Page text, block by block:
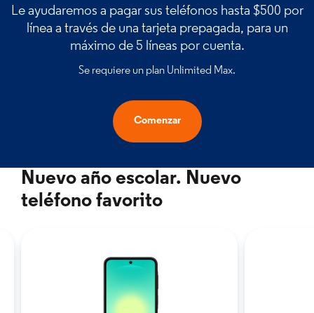
Le ayudaremos a pagar sus teléfonos hasta $500 por
línea a través de una tarjeta prepagada, para un
máximo de 5 líneas por cuenta.
Se requiere un plan Unlimited Max.
Comenzar
Nuevo año escolar. Nuevo
teléfono favorito